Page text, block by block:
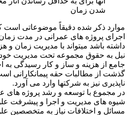
شدن زمان
موارد ذکر شده دقیقاً موضوعاتی است
اجرای پروژه های عمرانی در مدت
داشته باشد میتواند با مدیریت زمان و
نیل به حقوق مجموعه تحت مدیریت خود
جامع از هزینه و ساز و کار رسیدگی به
گذشت از مطالبات حقه پیمانکارانی
ناپذیری نیز به شرکتها وارد می آورد.
در مجموع با توسعه و رشد پروژه های
شیوه های مدیریت و اجرا و پیشرفت
مسائل و اختلافات نیاز به متخصصین